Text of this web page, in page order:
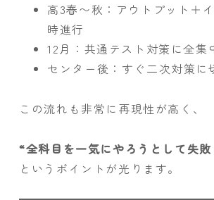
高3春〜秋：アウトプット＋
時進行
12月：共通テスト対策に全集
センター後：すぐ二次対策に
この流れも非常に再現性が高く、
“全科目を一気にやろうとして失
というポイントが光ります。